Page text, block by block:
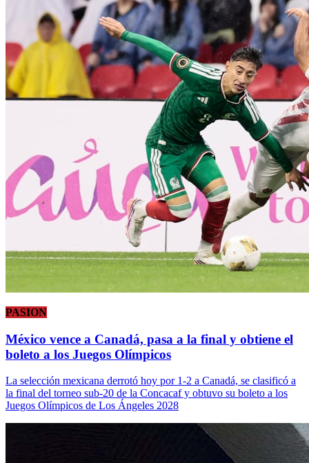
PASION
México vence a Canadá, pasa a la final y obtiene el
boleto a los Juegos Olímpicos
La selección mexicana derrotó hoy por 1-2 a Canadá, se clasificó a
la final del torneo sub-20 de la Concacaf y obtuvo su boleto a los
Juegos Olímpicos de Los Ángeles 2028